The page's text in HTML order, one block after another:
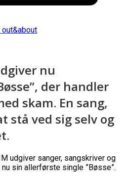
nu
der handler
skam. En sang,
stå ved sig selv og
udgiver sanger, sangskriver og
sin allerførste single ”Bøsse”.